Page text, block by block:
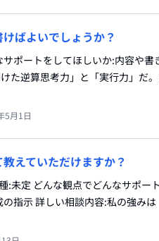
ばよいでしょうか？
ポートをしてほしいか:内容や書
た逆算思考力」と「実行力」だ
5月1日
えていただけますか？
:未定 どんな観点でどんなサポー
指示 詳しい相談内容:私の強み